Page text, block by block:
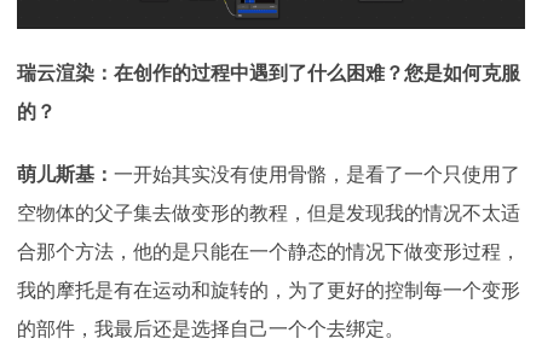
瑞云渲染：在创作的过程中遇到了什么困难？您是如何克服
的？
萌儿斯基： 一开始其实没有使用骨骼，是看了一个只使用了
空物体的父子集去做变形的教程，但是发现我的情况不太适
合那个方法，他的是只能在一个静态的情况下做变形过程，
我的摩托是有在运动和旋转的，为了更好的控制每一个变形
的部件，我最后还是选择自己一个个去绑定。